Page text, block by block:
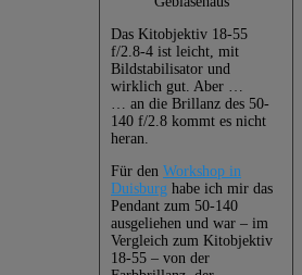
Das Kitobjektiv 18-55
f/2.8-4 ist leicht, mit
Bildstabilisator und
wirklich gut. Aber …
… an die Brillanz des 50-
140 f/2.8 kommt es nicht
heran.
Für den Workshop in
Duisburg habe ich mir das
Pendant zum 50-140
ausgeliehen und war – im
Vergleich zum Kitobjektiv
18-55 – von der